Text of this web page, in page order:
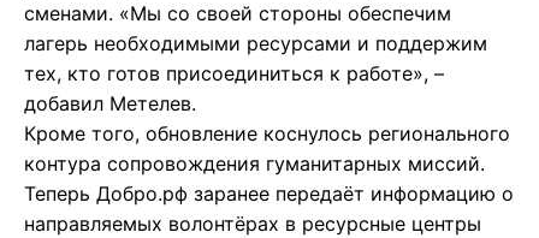
сменами. «Мы со своей стороны обеспечим
лагерь необходимыми ресурсами и поддержим
тех, кто готов присоединиться к работе», –
добавил Метелев.
Кроме того, обновление коснулось регионального
контура сопровождения гуманитарных миссий.
Теперь Добро.рф заранее передаёт информацию о
направляемых волонтёрах в ресурсные центры